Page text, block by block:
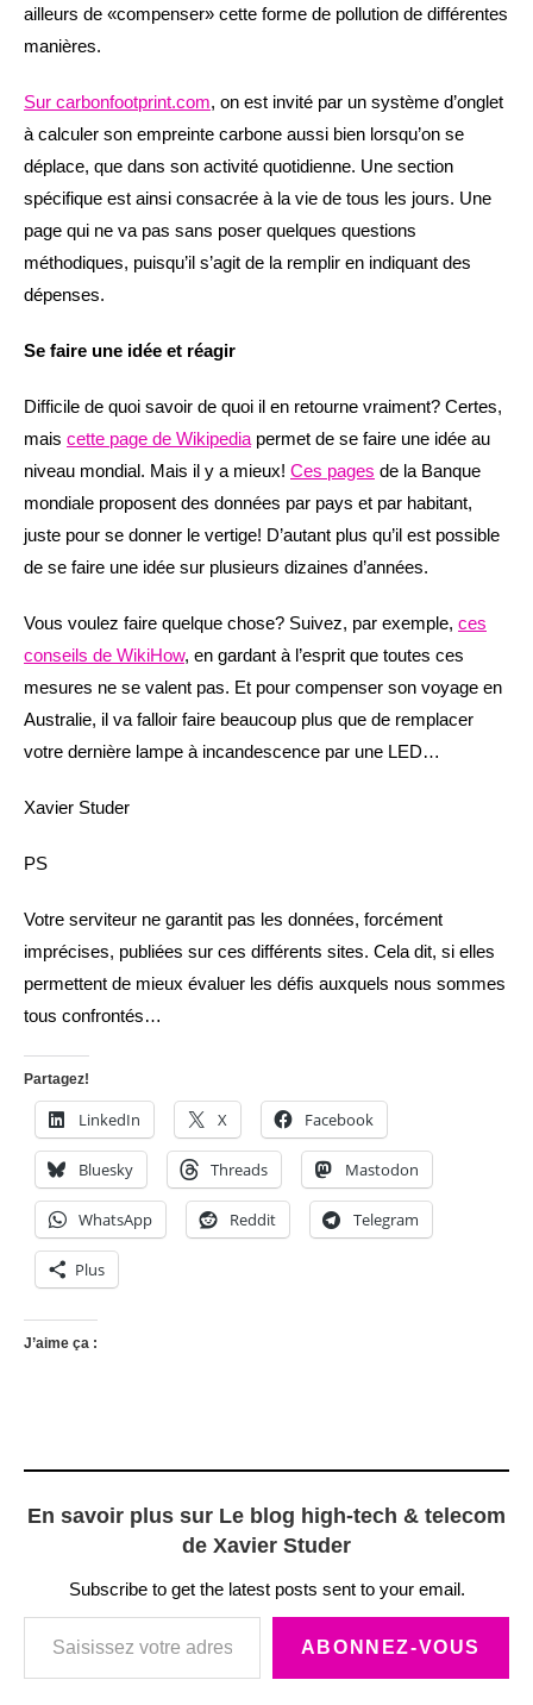
ailleurs de «compenser» cette forme de pollution de différentes
manières.
Sur carbonfootprint.com, on est invité par un système d’onglet
à calculer son empreinte carbone aussi bien lorsqu’on se
déplace, que dans son activité quotidienne. Une section
spécifique est ainsi consacrée à la vie de tous les jours. Une
page qui ne va pas sans poser quelques questions
méthodiques, puisqu’il s’agit de la remplir en indiquant des
dépenses.
Se faire une idée et réagir
Difficile de quoi savoir de quoi il en retourne vraiment? Certes,
mais cette page de Wikipediapermet de se faire une idée au
niveau mondial. Mais il y a mieux! Ces pages de la Banque
mondiale proposent des données par pays et par habitant,
juste pour se donner le vertige! D’autant plus qu’il est possible
de se faire une idée sur plusieurs dizaines d’années.
Vous voulez faire quelque chose? Suivez, par exemple, ces
conseils de WikiHow, en gardant à l’esprit que toutes ces
mesures ne se valent pas. Et pour compenser son voyage en
Australie, il va falloir faire beaucoup plus que de remplacer
votre dernière lampe à incandescence par une LED…
Xavier Studer
PS
Votre serviteur ne garantit pas les données, forcément
imprécises, publiées sur ces différents sites. Cela dit, si elles
permettent de mieux évaluer les défis auxquels nous sommes
tous confrontés…
Partagez!
LinkedIn X Facebook
Bluesky Threads Mastodon
WhatsApp Reddit Telegram
Plus
J’aime ça :
En savoir plus sur Le blog high-tech & telecom
de Xavier Studer
Subscribe to get the latest posts sent to your email.
Saisissez votre adresse e-mail…
ABONNEZ-VOUS